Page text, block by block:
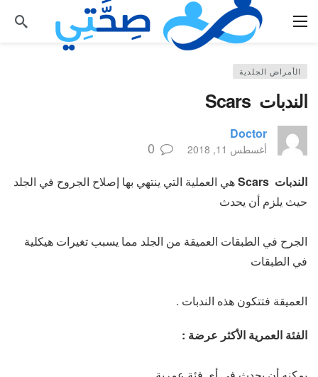
الأمراض الجلدية
الندبات ­ Scars
Doctor
أغسطس 11, 2018 0
الندبات ­ Scars
هي العملية التي ينتهي بها إصلاح الجروح في الجلد
حيث يلزم أن يحدث
الجرح في الطبقات العميقة من الجلد مما يسبب تغيرات هيكلية
في الطبقات
العميقة فتتكون هذه الندبات .
الفئة العمرية الأكثر عرضة :